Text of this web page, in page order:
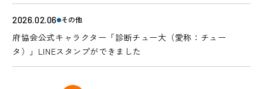
2026.02.06 その他
府協会公式キャラクター「診断チュー大（愛称：チュー
タ）」LINEスタンプができました